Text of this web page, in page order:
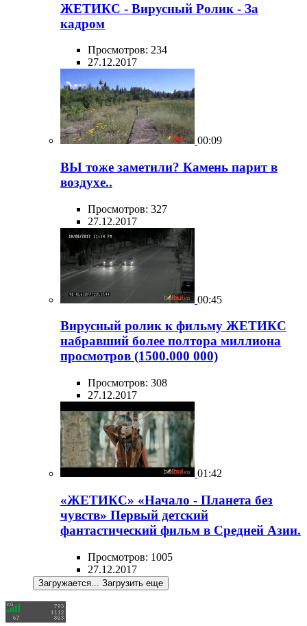
ЖЕТИКС - Вирусный Ролик - За
кадром
Просмотров: 234
27.12.2017
00:09
ВЫ тоже заметили? Камень парит в
воздухе..
Просмотров: 327
27.12.2017
00:45
Вирусный ролик к фильму ЖЕТИКС
набравший более полтора миллиона
просмотров (1500.000 000)
Просмотров: 308
27.12.2017
01:42
«ЖЕТИКС» «Начало - Планета без
чувств» Первый детский
фантастический фильм в Средней Азии.
Просмотров: 1005
27.12.2017
Загружается... Загрузить еще